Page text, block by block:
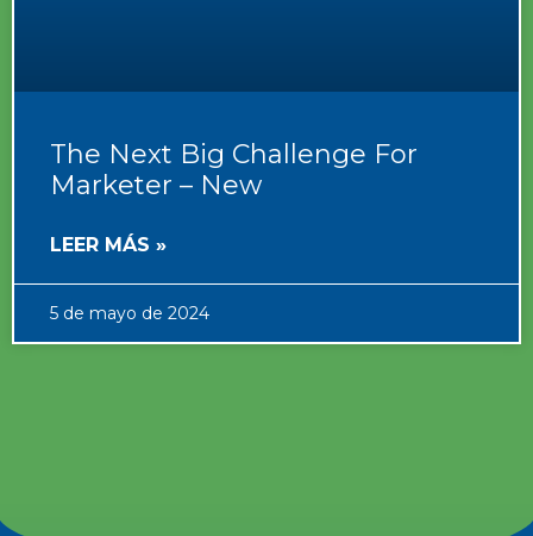
The Next Big Challenge For
Marketer – New
LEER MÁS »
5 de mayo de 2024